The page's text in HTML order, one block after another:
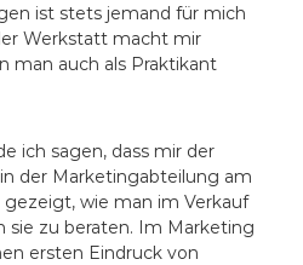
ist stets jemand für mich
Werkstatt macht mir
man auch als Praktikant
ich sagen, dass mir der
der Marketingabteilung am
wie man im Verkauf
sie zu beraten. Im Marketing
ersten Eindruck von